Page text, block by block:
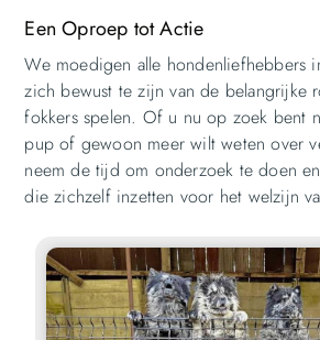
Een Oproep tot Actie
We moedigen alle hondenliefhebbers
zich bewust te zijn van de belangrijke
fokkers spelen. Of u nu op zoek bent
pup of gewoon meer wilt weten over
neem de tijd om onderzoek te doen
die zichzelf inzetten voor het welzijn